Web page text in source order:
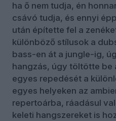
ha ő nem tudja, én
csávó tudja, és ennyi
után építette fel a
különböző stílusok a
bass-en át a jungle-ig,
hangzás, úgy töltötte be
egyes repedését a
egyes helyeken az
repertoárba, ráadásul
keleti hangszereket is